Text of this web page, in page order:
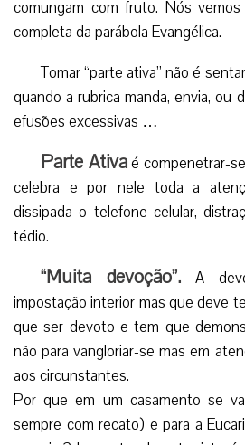
comungam com fruto. Nós
completa da parábola Evangélica.
Tomar “parte ativa” não é
quando a rubrica manda, envia, ou
efusões excessivas …
Parte Ativaé compenetrar-
celebra e por nele toda a
dissipada o telefone celular,
tédio.
“Muita devoção”. A
impostação interior mas que deve
que ser devoto e tem que
não para vangloriar-se mas em
aos circunstantes.
Por que em um casamento se
sempre com recato) e para a